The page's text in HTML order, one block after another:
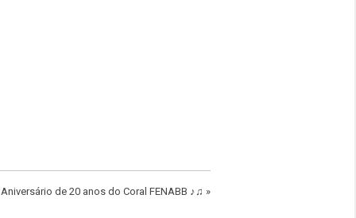
de 20 anos do Coral FENABB ♪♫ »